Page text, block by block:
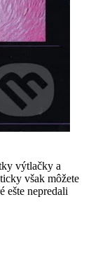
výtlačky a
však môžete
ešte nepredali